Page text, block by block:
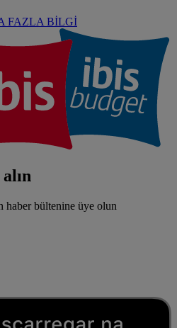
FAZLA BİLGİ
haber bültenine üye olun